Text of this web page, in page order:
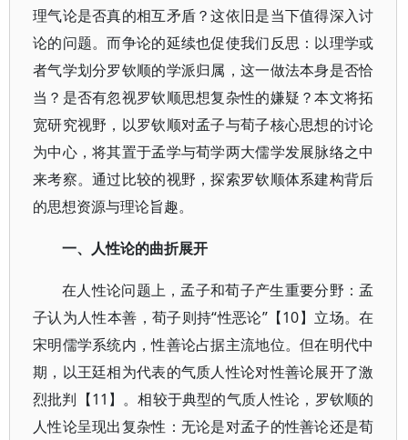
理气论是否真的相互矛盾？这依旧是当下值得深入讨
论的问题。而争论的延续也促使我们反思：以理学或
者气学划分罗钦顺的学派归属，这一做法本身是否恰
当？是否有忽视罗钦顺思想复杂性的嫌疑？本文将拓
宽研究视野，以罗钦顺对孟子与荀子核心思想的讨论
为中心，将其置于孟学与荀学两大儒学发展脉络之中
来考察。通过比较的视野，探索罗钦顺体系建构背后
的思想资源与理论旨趣。
一、人性论的曲折展开
在人性论问题上，孟子和荀子产生重要分野：孟
子认为人性本善，荀子则持“性恶论”【10】立场。在
宋明儒学系统内，性善论占据主流地位。但在明代中
期，以王廷相为代表的气质人性论对性善论展开了激
烈批判【11】。相较于典型的气质人性论，罗钦顺的
人性论呈现出复杂性：无论是对孟子的性善论还是荀